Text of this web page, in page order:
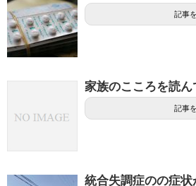
記事
家族のこころを読ん
記事
統合失調症のの症